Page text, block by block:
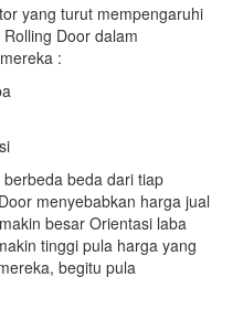
yang turut mempengaruhi
Door dalam
:
beda dari tiap
menyebabkan harga jual
besar Orientasi laba
tinggi pula harga yang
begitu pula